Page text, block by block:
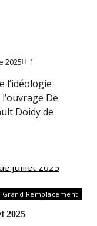
2025 1
l’idéologie
De
Doidy de
Remplacement
2025